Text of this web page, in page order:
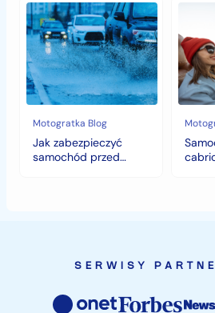
Jak
zabezpieczyć
samochód
przed
jesiennymi
chłodami
i
deszczem?
Motogratka Blog
Jak zabezpieczyć
samochód przed
cabrio
–
czy
to
się
w
SERWISY